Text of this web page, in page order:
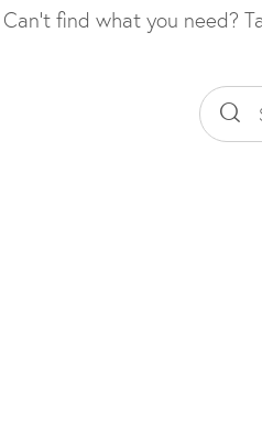
Can't find what you need?